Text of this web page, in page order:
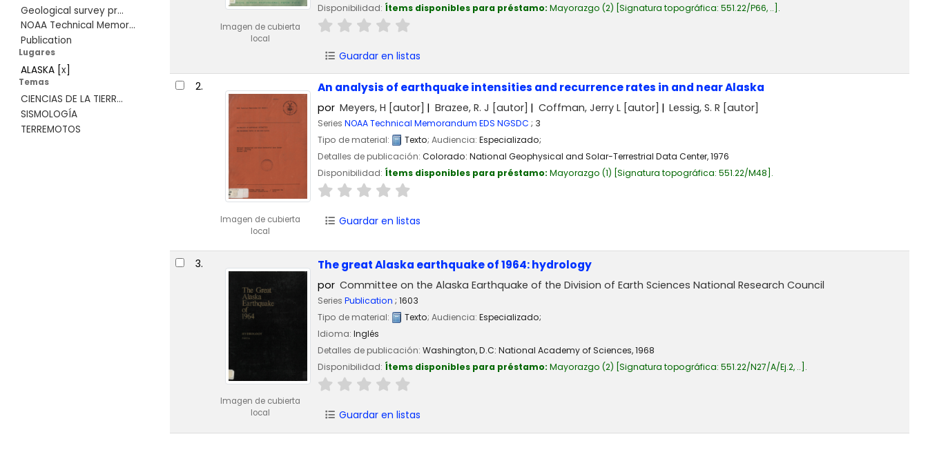
Geological survey pr...
NOAA Technical Memor...
Publication
Lugares
ALASKA[x]
Temas
CIENCIAS DE LA TIERR...
SISMOLOGÍA
TERREMOTOS
Imagen de cubierta
local
Disponibilidad: Ítems disponibles para préstamo: Mayorazgo (2) Signatura topográfica: 551.22/P66, .. .
Guardar en listas
2.
Imagen de cubierta
local
An analysis of earthquake intensities and recurrence rates in and near Alaska
por Meyers, H [autor] Brazee, R. J [autor] Coffman, Jerry L[autor] Lessig, S. R [autor]
Series NOAA Technical Memorandum EDS NGSDC ; 3
Tipo de material:
Texto; Audiencia: Especializado;
Detalles de publicación: Colorado: National Geophysical and Solar-Terrestrial Data Center,1976
Disponibilidad: Ítems disponibles para préstamo: Mayorazgo (1) Signatura topográfica: 551.22/M48 .
Guardar en listas
3.
Imagen de cubierta
local
The great Alaska earthquake of 1964: hydrology
por Committee on the Alaska Earthquake of the Division of Earth Sciences National Research Council
Series Publication ; 1603
Tipo de material:
Texto; Audiencia: Especializado;
Idioma: Inglés
Detalles de publicación: Washington, D.C: National Academy of Sciences,1968
Disponibilidad: Ítems disponibles para préstamo: Mayorazgo (2) Signatura topográfica: 551.22/N27/A/Ej.2, .. .
Guardar en listas